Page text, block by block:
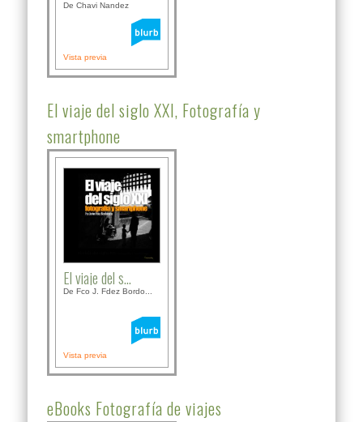
De Chavi Nandez
Vista previa
El viaje del siglo XXI, Fotografía y
smartphone
El viaje del s...
De Fco J. Fdez Bordo...
Vista previa
eBooks Fotografía de viajes